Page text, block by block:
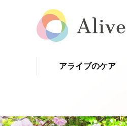
アライブのケア